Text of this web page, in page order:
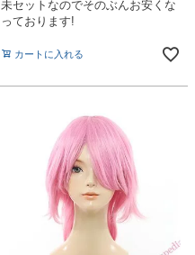
未セットなのでそのぶんお安くな
っております!
カートに入れる